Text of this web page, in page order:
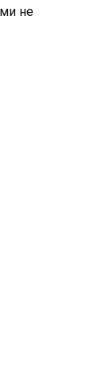
не